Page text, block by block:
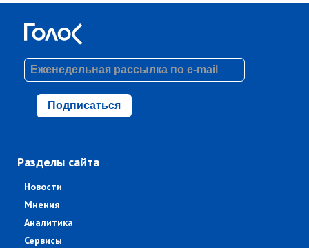
Подписаться
Разделы сайта
Новости
Мнения
Аналитика
Сервисы